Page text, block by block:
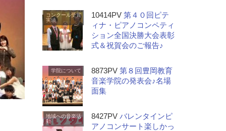
コンクール受賞
実績
10414PV 第４０回ピテ
ィナ・ピアノコンペティ
ション全国決勝大会表彰
式＆祝賀会のご報告♪
学院について 8873PV 第８回豊岡教育
音楽学院の発表会♪名場
面集
地域への音楽活
動
8427PV バレンタインピ
アノコンサート楽しかっ